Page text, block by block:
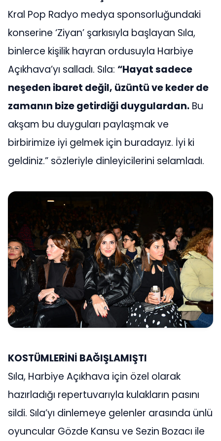
Kral Pop Radyo medya sponsorluğundaki
konserine ‘Ziyan’ şarkısıyla başlayan Sıla,
binlerce kişilik hayran ordusuyla Harbiye
Açıkhava’yı salladı. Sıla: “Hayat sadece
neşeden ibaret değil, üzüntü ve keder de
zamanın bize getirdiği duygulardan. Bu
akşam bu duyguları paylaşmak ve
birbirimize iyi gelmek için buradayız. İyi ki
geldiniz.” sözleriyle dinleyicilerini selamladı.
KOSTÜMLERİNİ BAĞIŞLAMIŞTI
Sıla, Harbiye Açıkhava için özel olarak
hazırladığı repertuvarıyla kulakların pasını
sildi. Sıla’yı dinlemeye gelenler arasında ünlü
oyuncular Gözde Kansu ve Sezin Bozacı ile